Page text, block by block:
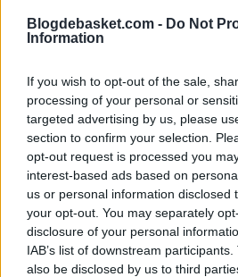
Blogdebasket.com - Do Not
Information
If you wish to opt-out of the sale,
processing of your personal or
targeted advertising by us, please
section to confirm your selection.
opt-out request is processed you
interest-based ads based on
us or personal information disclosed
your opt-out. You may separately
disclosure of your personal
IAB’s list of downstream
also be disclosed by us to third
- Durant es la opción
opciones
La opción predilecta de la
Kevin Durant. Saber que la
los Suns su deseo de
terreno. Jabari Smith Jr y Jalen